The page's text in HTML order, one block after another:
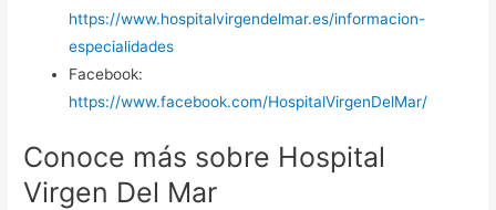
https://www.hospitalvirgendelmar.es/informacion-
especialidades
Facebook:
https://www.facebook.com/HospitalVirgenDelMar/
Conoce más sobre Hospital
Virgen Del Mar